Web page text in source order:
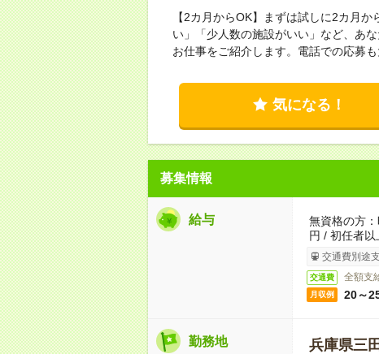
【2カ月からOK】まずは試しに2カ月
い」「少人数の施設がいい」など、あ
お仕事をご紹介します。電話での応募も
気になる！
募集情報
給与
無資格の方
円 / 初任者
交通費別途
交通費 全額支
月収例 20～
勤務地
兵庫県三